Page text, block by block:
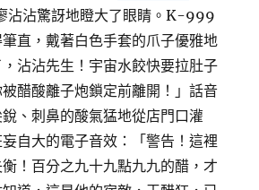
沾沾驚訝地瞪大了眼睛。K-999
直，戴著白色手套的爪子優雅地
沾沾先生！宇宙水餃快要拉肚子
醋酸離子炮鎖定前離開！」話音
、刺鼻的酸氣猛地從店門口灌
自大的電子音效：「警告！這裡
！百分之九十九點九九的醋，才